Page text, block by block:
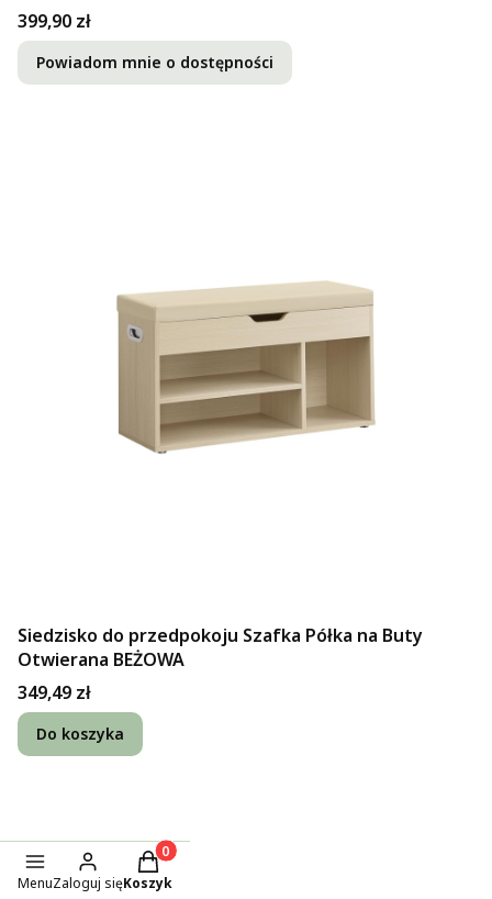
Cena
399,90 zł
Powiadom mnie o dostępności
Siedzisko do przedpokoju Szafka Półka na Buty
Otwierana BEŻOWA
Cena
349,49 zł
Do koszyka
MenuZaloguj się
Produkty w koszyku: 0. Zobacz szczegóły
Koszyk